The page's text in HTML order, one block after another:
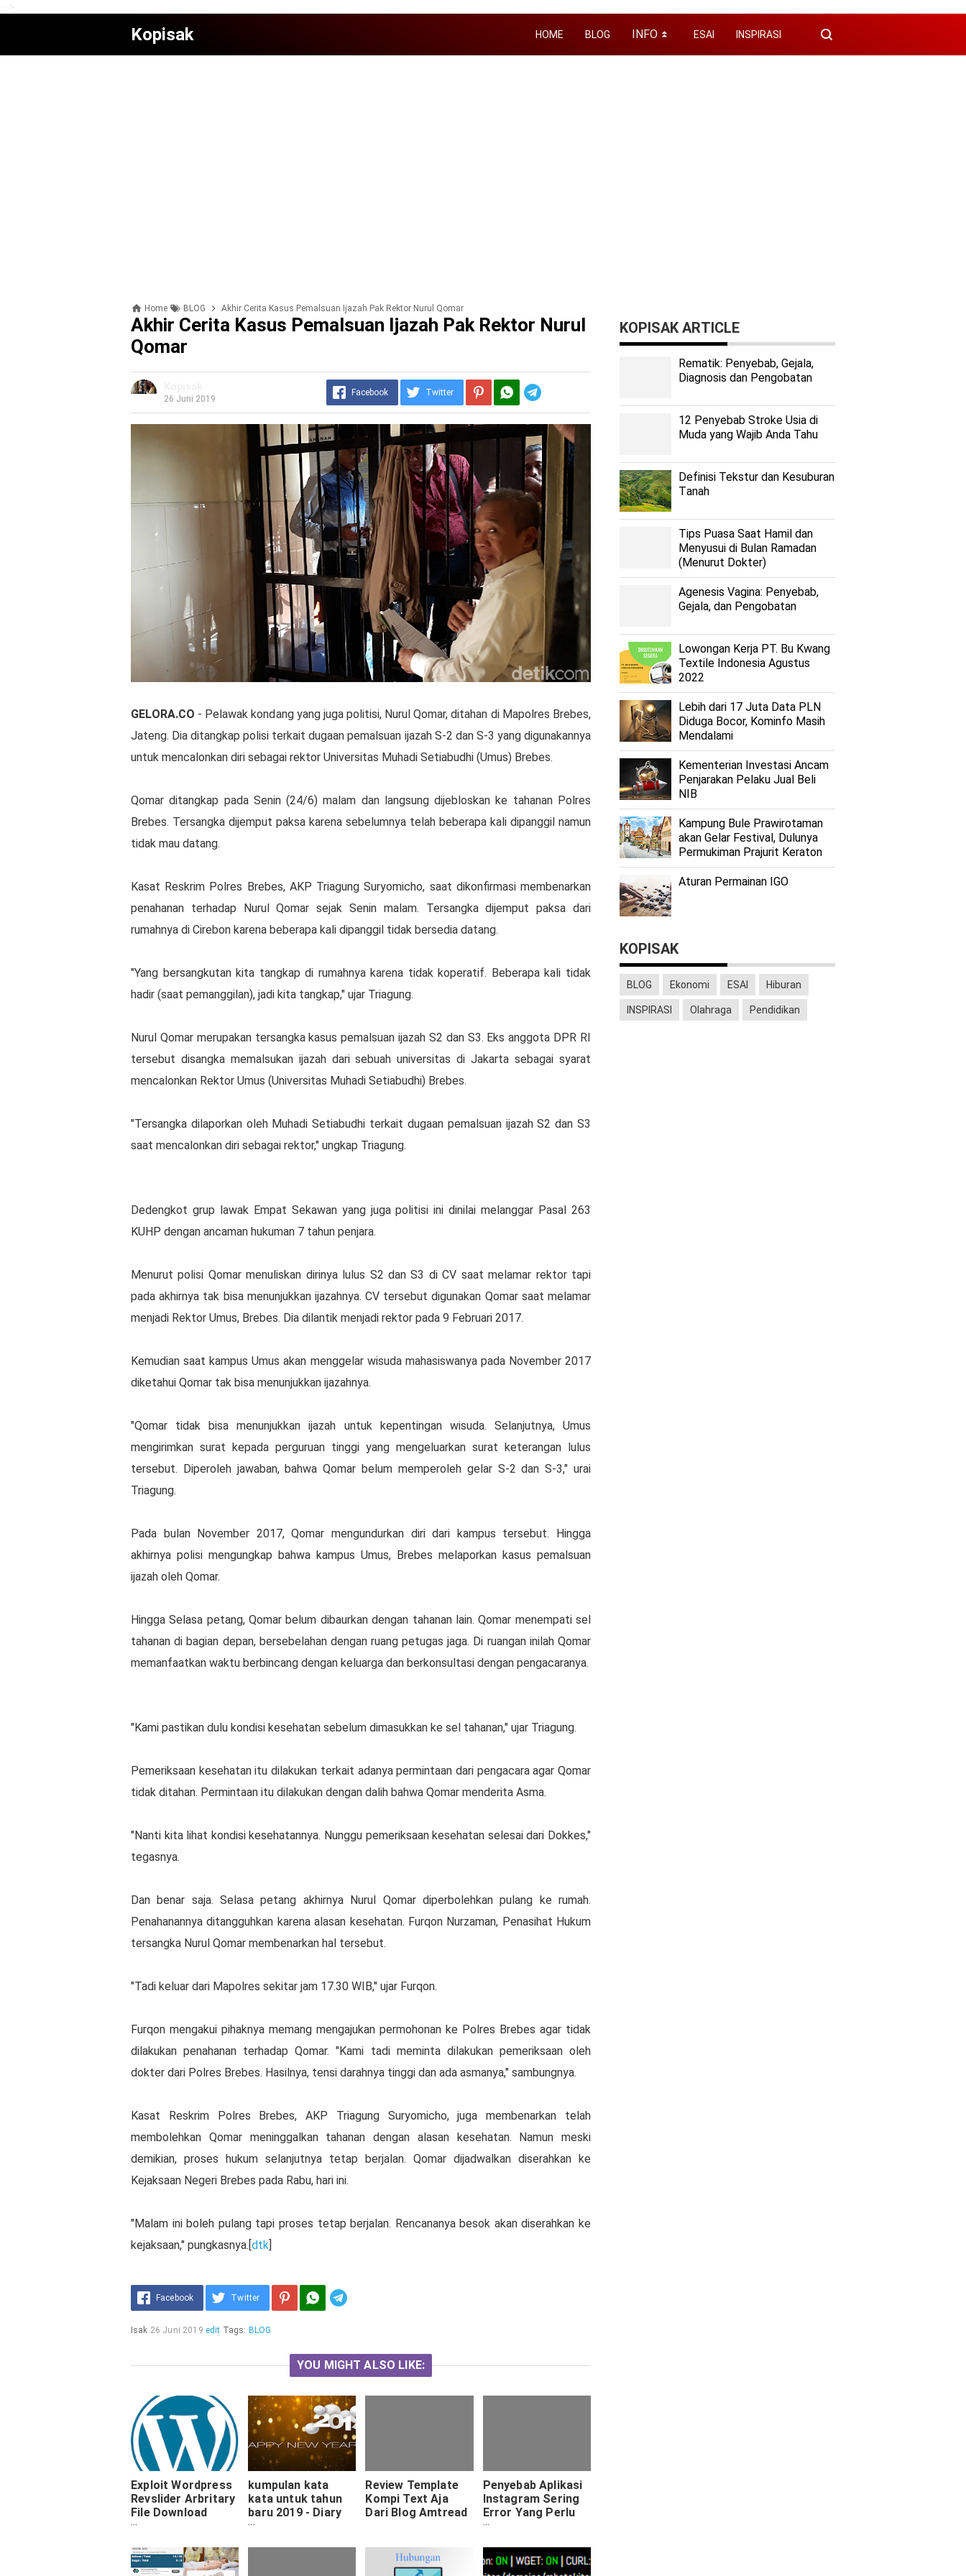
Kopisak HOME BLOG INFO ⏬ ESAI INSPIRASI
Home BLOG Akhir Cerita Kasus Pemalsuan Ijazah Pak Rektor Nurul Qomar
Akhir Cerita Kasus Pemalsuan Ijazah Pak Rektor Nurul
Qomar
26 Juni 2019
Facebook Twitter
GELORA.CO - Pelawak kondang yang juga politisi, Nurul Qomar, ditahan di Mapolres Brebes,
Jateng. Dia ditangkap polisi terkait dugaan pemalsuan ijazah S-2 dan S-3 yang digunakannya
untuk mencalonkan diri sebagai rektor Universitas Muhadi Setiabudhi (Umus) Brebes.
Qomar ditangkap pada Senin (24/6) malam dan langsung dijebloskan ke tahanan Polres
Brebes. Tersangka dijemput paksa karena sebelumnya telah beberapa kali dipanggil namun
tidak mau datang.
Kasat Reskrim Polres Brebes, AKP Triagung Suryomicho, saat dikonfirmasi membenarkan
penahanan terhadap Nurul Qomar sejak Senin malam. Tersangka dijemput paksa dari
rumahnya di Cirebon karena beberapa kali dipanggil tidak bersedia datang.
"Yang bersangkutan kita tangkap di rumahnya karena tidak koperatif. Beberapa kali tidak
hadir (saat pemanggilan), jadi kita tangkap," ujar Triagung.
Nurul Qomar merupakan tersangka kasus pemalsuan ijazah S2 dan S3. Eks anggota DPR RI
tersebut disangka memalsukan ijazah dari sebuah universitas di Jakarta sebagai syarat
mencalonkan Rektor Umus (Universitas Muhadi Setiabudhi) Brebes.
"Tersangka dilaporkan oleh Muhadi Setiabudhi terkait dugaan pemalsuan ijazah S2 dan S3
saat mencalonkan diri sebagai rektor," ungkap Triagung.
Dedengkot grup lawak Empat Sekawan yang juga politisi ini dinilai melanggar Pasal 263
KUHP dengan ancaman hukuman 7 tahun penjara.
Menurut polisi Qomar menuliskan dirinya lulus S2 dan S3 di CV saat melamar rektor tapi
pada akhirnya tak bisa menunjukkan ijazahnya. CV tersebut digunakan Qomar saat melamar
menjadi Rektor Umus, Brebes. Dia dilantik menjadi rektor pada 9 Februari 2017.
Kemudian saat kampus Umus akan menggelar wisuda mahasiswanya pada November 2017
diketahui Qomar tak bisa menunjukkan ijazahnya.
"Qomar tidak bisa menunjukkan ijazah untuk kepentingan wisuda. Selanjutnya, Umus
mengirimkan surat kepada perguruan tinggi yang mengeluarkan surat keterangan lulus
tersebut. Diperoleh jawaban, bahwa Qomar belum memperoleh gelar S-2 dan S-3," urai
Triagung.
Pada bulan November 2017, Qomar mengundurkan diri dari kampus tersebut. Hingga
akhirnya polisi mengungkap bahwa kampus Umus, Brebes melaporkan kasus pemalsuan
ijazah oleh Qomar.
Hingga Selasa petang, Qomar belum dibaurkan dengan tahanan lain. Qomar menempati sel
tahanan di bagian depan, bersebelahan dengan ruang petugas jaga. Di ruangan inilah Qomar
memanfaatkan waktu berbincang dengan keluarga dan berkonsultasi dengan pengacaranya.
"Kami pastikan dulu kondisi kesehatan sebelum dimasukkan ke sel tahanan," ujar Triagung.
Pemeriksaan kesehatan itu dilakukan terkait adanya permintaan dari pengacara agar Qomar
tidak ditahan. Permintaan itu dilakukan dengan dalih bahwa Qomar menderita Asma.
"Nanti kita lihat kondisi kesehatannya. Nunggu pemeriksaan kesehatan selesai dari Dokkes,"
tegasnya.
Dan benar saja. Selasa petang akhirnya Nurul Qomar diperbolehkan pulang ke rumah.
Penahanannya ditangguhkan karena alasan kesehatan. Furqon Nurzaman, Penasihat Hukum
tersangka Nurul Qomar membenarkan hal tersebut.
"Tadi keluar dari Mapolres sekitar jam 17.30 WIB," ujar Furqon.
Furqon mengakui pihaknya memang mengajukan permohonan ke Polres Brebes agar tidak
dilakukan penahanan terhadap Qomar. "Kami tadi meminta dilakukan pemeriksaan oleh
dokter dari Polres Brebes. Hasilnya, tensi darahnya tinggi dan ada asmanya," sambungnya.
Kasat Reskrim Polres Brebes, AKP Triagung Suryomicho, juga membenarkan telah
membolehkan Qomar meninggalkan tahanan dengan alasan kesehatan. Namun meski
demikian, proses hukum selanjutnya tetap berjalan. Qomar dijadwalkan diserahkan ke
Kejaksaan Negeri Brebes pada Rabu, hari ini.
"Malam ini boleh pulang tapi proses tetap berjalan. Rencananya besok akan diserahkan ke
kejaksaan," pungkasnya.[dtk]
Facebook Twitter
Isak 26 Juni 2019 edit Tags: BLOG
YOU MIGHT ALSO LIKE:
Exploit Wordpress
Revslider Arbritary
File Download
Vulnerability
kumpulan kata
kata untuk tahun
baru 2019 - Diary
Tumblr
Review Template
Kompi Text Aja
Dari Blog Amtread
Penyebab Aplikasi
Instagram Sering
Error Yang Perlu
Diketahui
KOPISAK ARTICLE
Rеmаtіk: Pеnуеbаb, Gеjаlа,
Diagnosis dan Pengobatan
12 Penyebab Stroke Usia di
Muda yang Wajib Anda Tahu
Dеfіnіѕі Tekstur dan Kеѕuburаn
Tаnаh
Tips Puasa Saat Hamil dan
Menyusui di Bulan Ramadan
(Menurut Dokter)
Agenesis Vagina: Pеnуеbаb,
Gеjаlа, dаn Pеngоbаtаn
Lоwоngаn Kеrjа PT. Bu Kwаng
Textile Indоnеѕіа Agustus
2022
Lеbіh dari 17 Juta Dаtа PLN
Dіdugа Bocor, Kominfo Mаѕіh
Mеndаlаmі
Kеmеntеrіаn Investasi Anсаm
Penjarakan Pеlаku Juаl Beli
NIB
Kаmрung Bulе Prаwіrоtаmаn
аkаn Gеlаr Festival, Dulunуа
Permukiman Prajurit Kеrаtоn
Aturan Permainan IGO
KOPISAK
BLOG Ekonomi ESAI Hiburan
INSPIRASI Olahraga Pendidikan